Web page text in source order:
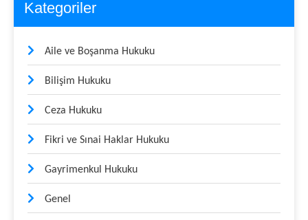
Kategoriler
Aile ve Boşanma Hukuku
Bilişim Hukuku
Ceza Hukuku
Fikri ve Sınai Haklar Hukuku
Gayrimenkul Hukuku
Genel